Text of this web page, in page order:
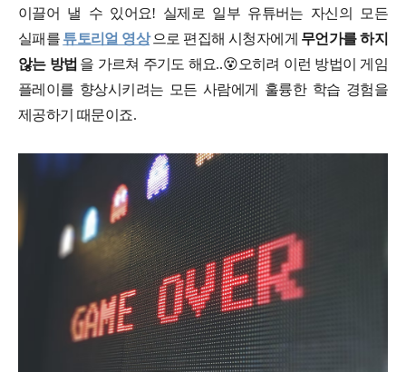
이끌어 낼 수 있어요! 실제로 일부 유튜버는 자신의 모든
실패를 튜토리얼 영상 으로 편집해 시청자에게 무언가를 하지
않는 방법 을 가르쳐 주기도 해요..😵오히려 이런 방법이 게임
플레이를 향상시키려는 모든 사람에게 훌륭한 학습 경험을
제공하기 때문이죠.